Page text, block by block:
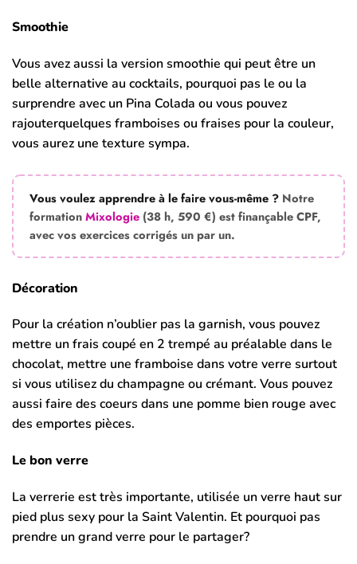
Smoothie
Vous avez aussi la version smoothie qui peut être un
belle alternative au cocktails, pourquoi pas le ou la
surprendre avec un Pina Colada ou vous pouvez
rajouterquelques framboises ou fraises pour la couleur,
vous aurez une texture sympa.
Vous voulez apprendre à le faire vous-même ? Notre
formationMixologie (38 h, 590 €) est finançable CPF,
avec vos exercices corrigés un par un.
Décoration
Pour la création n’oublier pas la garnish, vous pouvez
mettre un frais coupé en 2 trempé au préalable dans le
chocolat, mettre une framboise dans votre verre surtout
si vous utilisez du champagne ou crémant. Vous pouvez
aussi faire des coeurs dans une pomme bien rouge avec
des emportes pièces.
Le bon verre
La verrerie est très importante, utilisée un verre haut sur
pied plus sexy pour la Saint Valentin. Et pourquoi pas
prendre un grand verre pour le partager?